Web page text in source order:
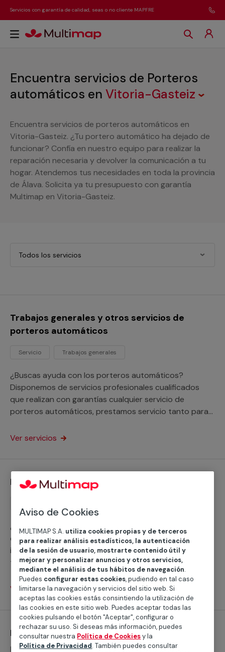
Servicios con garantía de calidad, seas o no cliente MAPFRE
Encuentra servicios de Porteros
automáticos en Vitoria-Gasteiz
Encuentra servicios de porteros automáticos en
Vitoria-Gasteiz. ¿Tu portero automático ha dejado de
funcionar? Confía en nuestro equipo para realizar la
reparación necesaria y devolver la comunicación a tu
hogar. Atendemos tus necesidades en toda la provincia
de Álava. Solicita ya tu presupuesto con garantía
Multimap en Vitoria-Gasteiz.
Todos los servicios
Trabajos generales y otros servicios de
porteros automáticos
Servicio Trabajos generales
¿Buscas ayuda con los porteros automáticos?
Disponemos de servicios profesionales cualificados
que realizan con garantías cualquier servicio de
porteros automáticos, prestamos servicio tanto para
vecinos.
Ver servicios
Instalación de porteros automáticos
¿Quieres instalar un portero automático? Trabajamos
con equipos profesionales que se encargarán de la
instalación de los videoporteros o telefonillos
tradicionales en tu hogar, negocio o comunidad de
vecinos.
Ver servicios
Mantenimientos de porteros automáticos
Desde 68,61 €
Aviso de Cookies
MULTIMAP S.A. utiliza cookies propias y de terceros
para realizar análisis estadísticos, la autenticación
de la sesión de usuario, mostrarte contenido útil y
mejorar y personalizar anuncios y otros servicios,
mediante el análisis de tus hábitos de navegación.
Puedes configurar estas cookies, pudiendo en tal caso
limitarse la navegación y servicios del sitio web. Si
aceptas las cookies estás consintiendo la utilización de
las cookies en este sitio web. Puedes aceptar todas las
cookies pulsando el botón "Aceptar", configurar o
rechazar su uso. Si deseas más información, puedes
consultar nuestra Política de Cookiesy la
Política de Privacidad. También puedes consultar